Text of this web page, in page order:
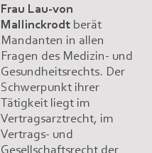
Frau Lau-von
Mallinckrodtberät
Mandanten in allen
Fragen des Medizin- und
Gesundheitsrechts. Der
Schwerpunkt ihrer
Tätigkeit liegt im
Vertragsarztrecht, im
Vertrags- und
Gesellschaftsrecht der